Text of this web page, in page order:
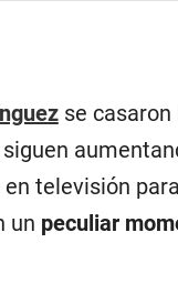
se casaron
televisión
un peculiar